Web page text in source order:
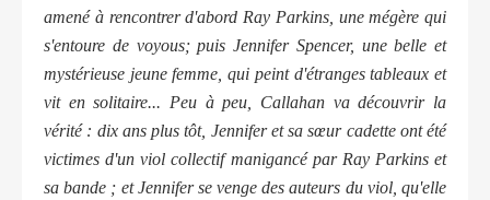
amené à rencontrer d'abord Ray Parkins, une mégère qui
s'entoure de voyous; puis Jennifer Spencer, une belle et
mystérieuse jeune femme, qui peint d'étranges tableaux et
vit en solitaire... Peu à peu, Callahan va découvrir la
vérité : dix ans plus tôt, Jennifer et sa sœur cadette ont été
victimes d'un viol collectif manigancé par Ray Parkins et
sa bande ; et Jennifer se venge des auteurs du viol, qu'elle